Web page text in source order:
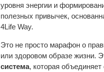
уровня энергии и
полезных привычек,
4Life Way.
Это не просто марафон о
или здоровом образе жизни.
система, которая